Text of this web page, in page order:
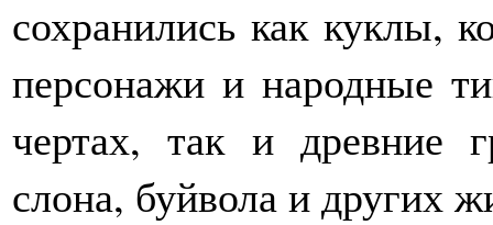
сохранились как куклы,
персонажи и народные
чертах, так и древние
слона, буйвола и других